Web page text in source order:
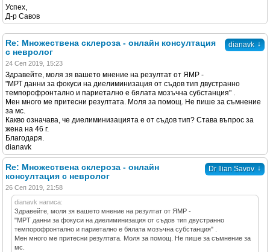
Успех,
Д-р Савов
dianavk ↓
Re: Множествена склероза - онлайн консултация
с невролог
24 Сеп 2019, 15:23
Здравейте, моля зя вашето мнение на резултат от ЯМР -
"МРТ данни за фокуси на диелиминизация от съдов тип двустранно
темпорофронтално и париетално е бялата мозъчна субстанция" .
Мен много ме притесни резултата. Моля за помощ. Не пише за съмнение
за мс.
Какво означава, че диелиминизацията е от съдов тип? Става въпрос за
жена на 46 г.
Благодаря.
dianavk
Dr Ilian Savov ↓
Re: Множествена склероза - онлайн
консултация с невролог
26 Сеп 2019, 21:58
dianavk написа:
Здравейте, моля зя вашето мнение на резултат от ЯМР -
"МРТ данни за фокуси на диелиминизация от съдов тип двустранно
темпорофронтално и париетално е бялата мозъчна субстанция" .
Мен много ме притесни резултата. Моля за помощ. Не пише за съмнение за
мс.